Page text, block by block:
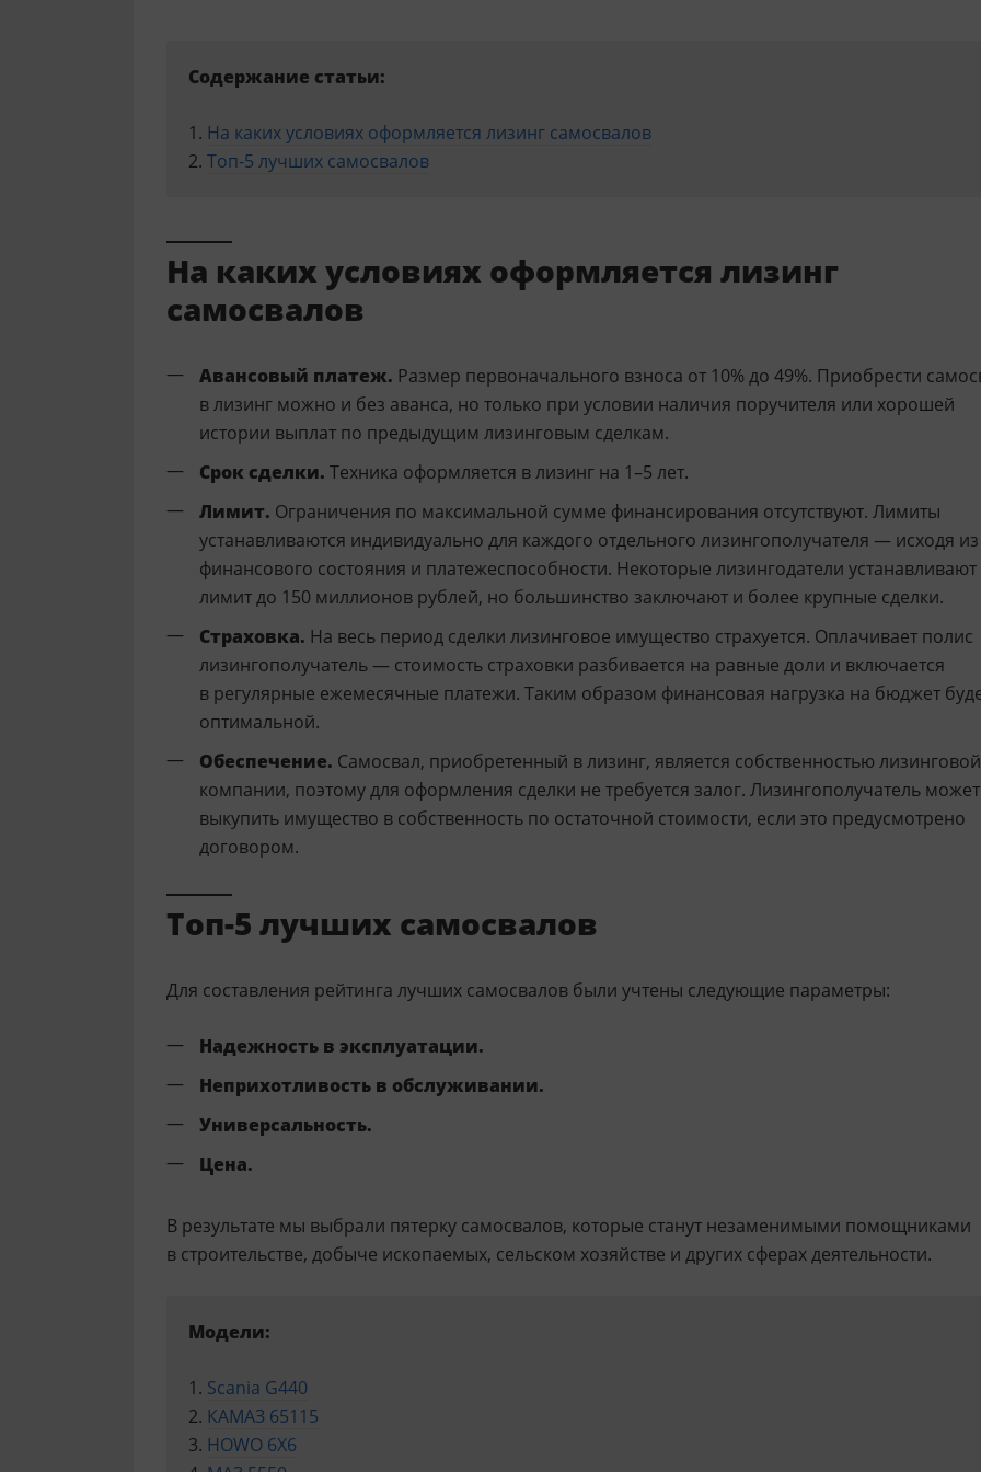
Содержание статьи:
На каких условиях оформляется лизинг самосвалов
Топ-5 лучших самосвалов
На каких условиях оформляется лизинг
самосвалов
Авансовый платеж. Размер первоначального взноса от 10% до 49%. Приобрести
в лизинг можно и без аванса, но только при условии наличия поручителя или хорошей
истории выплат по предыдущим лизинговым сделкам.
Срок сделки. Техника оформляется в лизинг на 1–5 лет.
Лимит. Ограничения по максимальной сумме финансирования отсутствуют. Лимиты
устанавливаются индивидуально для каждого отдельного лизингополучателя — исходя
финансового состояния и платежеспособности. Некоторые лизингодатели устанавливают
лимит до 150 миллионов рублей, но большинство заключают и более крупные сделки.
Страховка. На весь период сделки лизинговое имущество страхуется. Оплачивает полис
лизингополучатель — стоимость страховки разбивается на равные доли и включается
в регулярные ежемесячные платежи. Таким образом финансовая нагрузка на бюджет
оптимальной.
Обеспечение. Самосвал, приобретенный в лизинг, является собственностью лизинговой
компании, поэтому для оформления сделки не требуется залог. Лизингополучатель может
выкупить имущество в собственность по остаточной стоимости, если это предусмотрено
договором.
Топ-5 лучших самосвалов
Для составления рейтинга лучших самосвалов были учтены следующие параметры:
Надежность в эксплуатации.
Неприхотливость в обслуживании.
Универсальность.
Цена.
В результате мы выбрали пятерку самосвалов, которые станут незаменимыми помощниками
в строительстве, добыче ископаемых, сельском хозяйстве и других сферах деятельности.
Модели:
Scania G440
КАМАЗ 65115
HOWO 6X6